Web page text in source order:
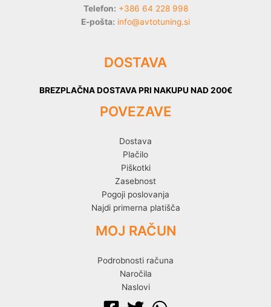
Telefon: +386 64 228 998
E-pošta: info@avtotuning.si
DOSTAVA
BREZPLAČNA DOSTAVA PRI NAKUPU NAD 200€
POVEZAVE
Dostava
Plačilo
Piškotki
Zasebnost
Pogoji poslovanja
Najdi primerna platišča
MOJ RAČUN
Podrobnosti računa
Naročila
Naslovi